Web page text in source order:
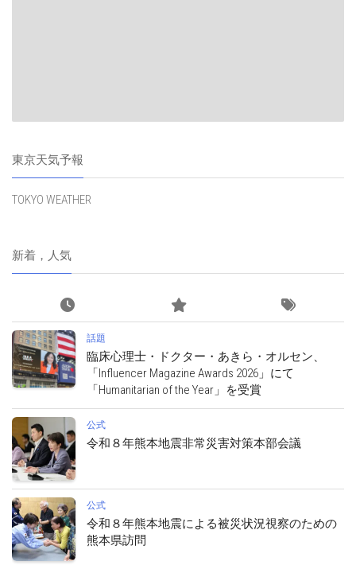
東京天気予報
TOKYO WEATHER
新着，人気
話題
臨床心理士・ドクター・あきら・オルセン、
「Influencer Magazine Awards 2026」にて
「Humanitarian of the Year」を受賞
公式
令和８年熊本地震非常災害対策本部会議
公式
令和８年熊本地震による被災状況視察のための
熊本県訪問